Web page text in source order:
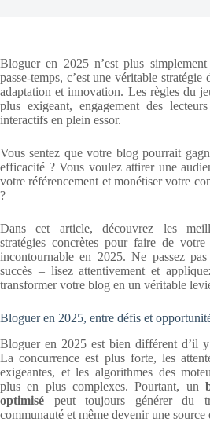
Bloguer en 2025 n’est plus
passe-temps, c’est une véritable
adaptation et innovation. Les règles du
plus exigeant, engagement des
interactifs en plein essor.
Vous sentez que votre blog pourrait
efficacité ? Vous voulez attirer une
votre référencement et monétiser votre
?
Dans cet article, découvrez les
stratégies concrètes pour faire de
incontournable en 2025. Ne passez
succès – lisez attentivement et
transformer votre blog en un véritable
Bloguer en 2025, entre défis et
Bloguer en 2025 est bien différent d’il y
La concurrence est plus forte, les
exigeantes, et les algorithmes des
plus en plus complexes. Pourtant, un
optimisé peut toujours générer du
communauté et même devenir une source